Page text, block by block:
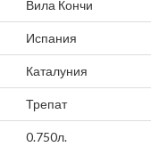
Вила Кончи
Испания
Каталуния
Трепат
0.750л.